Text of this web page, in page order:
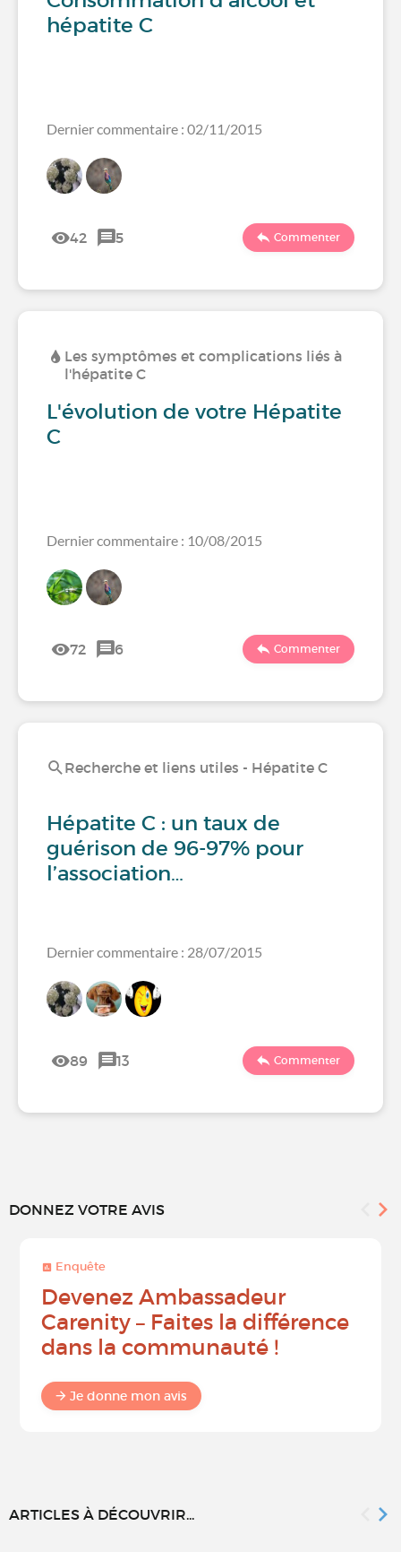
hépatite C
Dernier commentaire : 02/11/2015
42 5 Commenter
Les symptômes et complications liés à
l'hépatite C
L'évolution de votre Hépatite
C
Dernier commentaire : 10/08/2015
72 6 Commenter
Recherche et liens utiles - Hépatite C
Hépatite C : un taux de
guérison de 96-97% pour
l’association…
Dernier commentaire : 28/07/2015
89 13 Commenter
DONNEZ VOTRE AVIS
Enquête
Devenez Ambassadeur
Carenity – Faites la différence
dans la communauté !
Je donne mon avis
ARTICLES À DÉCOUVRIR...